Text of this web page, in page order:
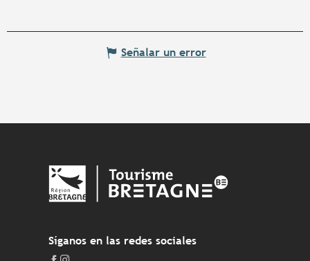
Señalar un error
Síganos en las redes sociales